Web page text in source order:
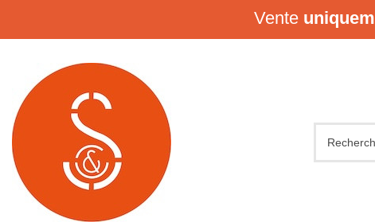
Vente